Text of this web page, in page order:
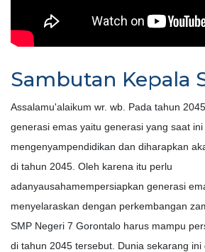
Sambutan Kepala
Assalamu'alaikum wr. wb. Pada tahun
generasi emas yaitu generasi yang saat ini
mengenyampendidikan dan diharapkan
di tahun 2045. Oleh karena itu perlu
adanyausahamempersiapkan generasi
menyelaraskan dengan perkembangan
SMP Negeri 7 Gorontalo harus mampu
di tahun 2045 tersebut. Dunia sekarang ini